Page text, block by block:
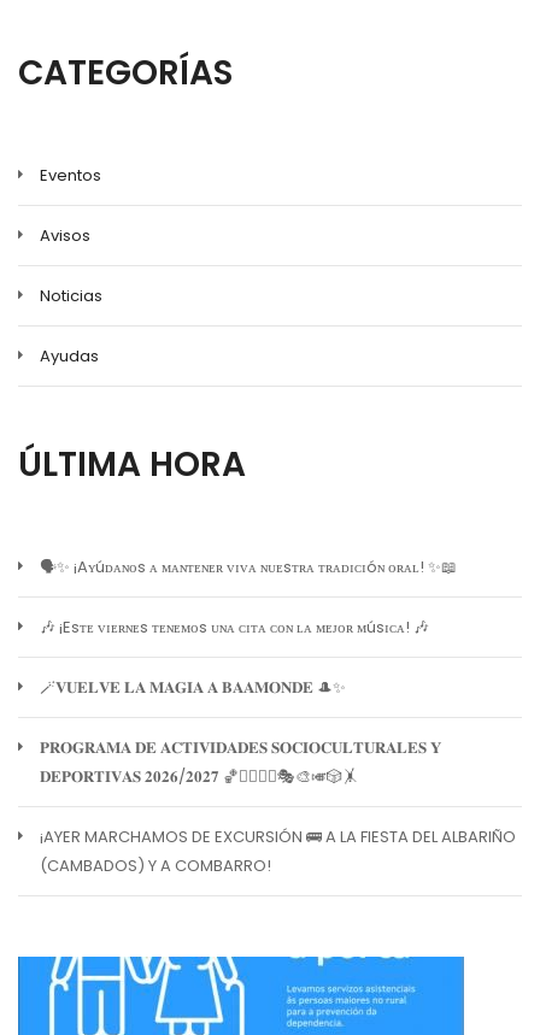
la
navegación
CATEGORÍAS
Eventos
Avisos
Noticias
Ayudas
ÚLTIMA HORA
🗣️✨ ¡Aʏúᴅᴀɴᴏs ᴀ ᴍᴀɴᴛᴇɴᴇʀ ᴠɪᴠᴀ ɴᴜᴇsᴛʀᴀ ᴛʀᴀᴅɪᴄɪóɴ ᴏʀᴀʟ! ✨📖
🎶 ¡Esᴛᴇ ᴠɪᴇʀɴᴇs ᴛᴇɴᴇᴍᴏs ᴜɴᴀ ᴄɪᴛᴀ ᴄᴏɴ ʟᴀ ᴍᴇᴊᴏʀ ᴍúsɪᴄᴀ! 🎶
🪄𝐕𝐔𝐄𝐋𝐕𝐄 𝐋𝐀 𝐌𝐀𝐆𝐈𝐀 𝐀 𝐁𝐀𝐀𝐌𝐎𝐍𝐃𝐄 🎩✨
𝐏𝐑𝐎𝐆𝐑𝐀𝐌𝐀 𝐃𝐄 𝐀𝐂𝐓𝐈𝐕𝐈𝐃𝐀𝐃𝐄𝐒 𝐒𝐎𝐂𝐈𝐎𝐂𝐔𝐋𝐓𝐔𝐑𝐀𝐋𝐄𝐒 𝐘
𝐃𝐄𝐏𝐎𝐑𝐓𝐈𝐕𝐀𝐒 𝟐𝟎𝟐𝟔/𝟐𝟎𝟐𝟕 🏀🏊‍♀️🧘‍♀️🎭🎨🎺🎲🤸
¡AYER MARCHAMOS DE EXCURSIÓN 🚌 A LA FIESTA DEL ALBARIÑO
(CAMBADOS) Y A COMBARRO!